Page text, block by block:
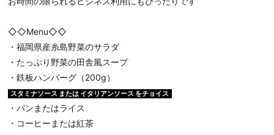
◇◇Menu◇◇
・福岡県産糸島野菜のサラダ
・たっぷり野菜の田舎風スープ
・鉄板ハンバーグ（200g）
スタミナソース または イタリアンソース をチョイス
・パンまたはライス
・コーヒーまたは紅茶